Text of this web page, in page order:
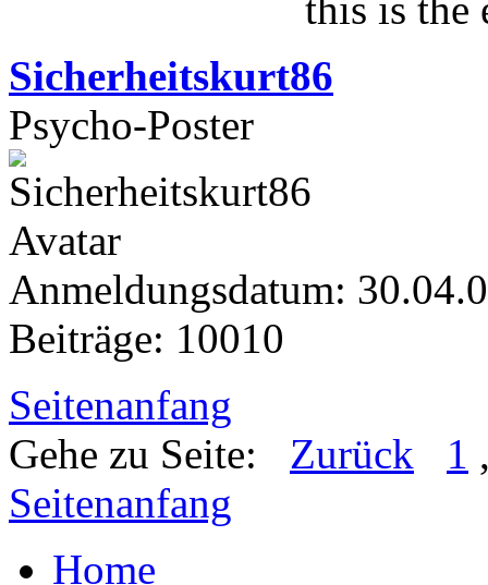
this is the
Sicherheitskurt86
Psycho-Poster
Anmeldungsdatum:
Beiträge: 10010
Seitenanfang
Gehe zu Seite: Zurück 1
Seitenanfang
Home